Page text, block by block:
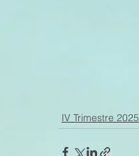
IV Trimestre 2025